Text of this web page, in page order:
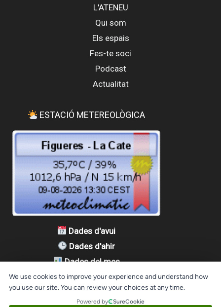
We use cookies to improve your experience and understand how
you use our site. You can review your choices at any time.
Powered by SureCookie
L'ATENEU
Qui som
Els espais
Fes-te soci
Podcast
Actualitat
ESTACIÓ METEREOLÒGICA
Dades d'avui
Dades d'ahir
Dades del mes
Dades de l'any